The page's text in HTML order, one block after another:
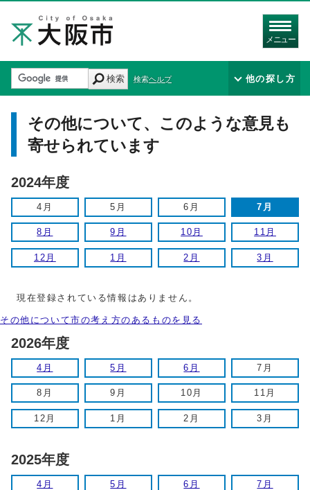
メニュー
検索 検索ヘルプ 他の探し方
その他について、このような意見も
寄せられています
2024年度
4月 5月 6月 7月
8月 9月 10月 11月
12月 1月 2月 3月
現在登録されている情報はありません。
その他について市の考え方のあるものを見る
2026年度
4月 5月 6月 7月
8月 9月 10月 11月
12月 1月 2月 3月
2025年度
4月 5月 6月 7月